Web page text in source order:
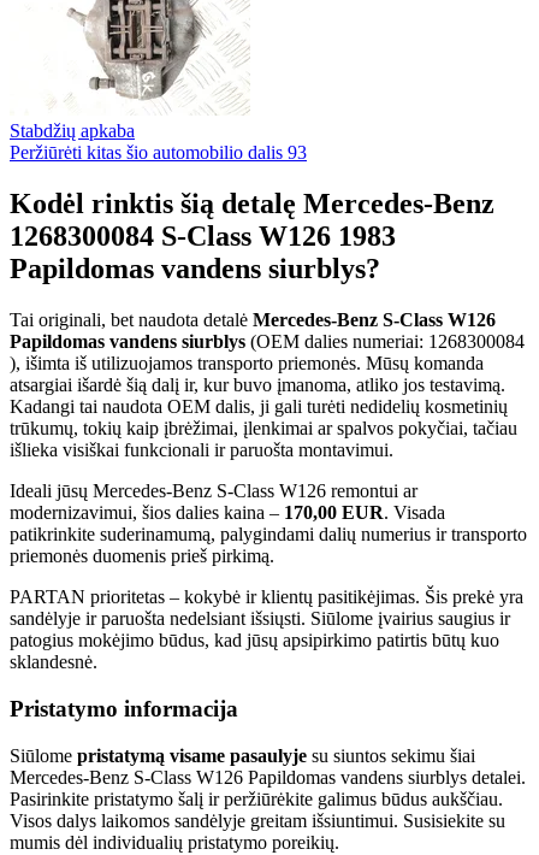
Stabdžių apkaba
Peržiūrėti kitas šio automobilio dalis 93
Kodėl rinktis šią detalę Mercedes-Benz
1268300084 S-Class W126 1983
Papildomas vandens siurblys?
Tai originali, bet naudota detalė Mercedes-Benz S-Class W126
Papildomas vandens siurblys (OEM dalies numeriai: 1268300084
), išimta iš utilizuojamos transporto priemonės. Mūsų komanda
atsargiai išardė šią dalį ir, kur buvo įmanoma, atliko jos testavimą.
Kadangi tai naudota OEM dalis, ji gali turėti nedidelių kosmetinių
trūkumų, tokių kaip įbrėžimai, įlenkimai ar spalvos pokyčiai, tačiau
išlieka visiškai funkcionali ir paruošta montavimui.
Ideali jūsų Mercedes-Benz S-Class W126 remontui ar
modernizavimui, šios dalies kaina – 170,00 EUR. Visada
patikrinkite suderinamumą, palygindami dalių numerius ir transporto
priemonės duomenis prieš pirkimą.
PARTAN prioritetas – kokybė ir klientų pasitikėjimas. Šis prekė yra
sandėlyje ir paruošta nedelsiant išsiųsti. Siūlome įvairius saugius ir
patogius mokėjimo būdus, kad jūsų apsipirkimo patirtis būtų kuo
sklandesnė.
Pristatymo informacija
Siūlome pristatymą visame pasaulyje su siuntos sekimu šiai
Mercedes-Benz S-Class W126 Papildomas vandens siurblys detalei.
Pasirinkite pristatymo šalį ir peržiūrėkite galimus būdus aukščiau.
Visos dalys laikomos sandėlyje greitam išsiuntimui. Susisiekite su
mumis dėl individualių pristatymo poreikių.